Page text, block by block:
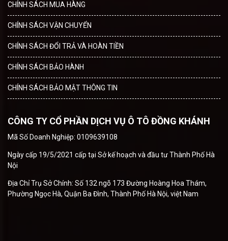
CHÍNH SÁCH MUA HÀNG
CHÍNH SÁCH VẬN CHUYỂN
CHÍNH SÁCH ĐỔI TRẢ VÀ HOÀN TIỀN
CHÍNH SÁCH BẢO HÀNH
CHÍNH SÁCH BẢO MẬT THÔNG TIN
CÔNG TY CỔ PHẦN DỊCH VỤ Ô TÔ ĐỒNG KHÁNH
Mã Số Doanh Nghiệp: 0109639108
Ngày cấp 19/5/2021 cấp tại Sở kế hoạch và đầu tư Thành Phố Hà
Nội
Địa Chỉ Trụ Sở Chính: Số 132 ngõ 173 Đường Hoàng Hoa Thám,
Phường Ngọc Hà, Quận Ba Đình, Thành Phố Hà Nội, việt Nam